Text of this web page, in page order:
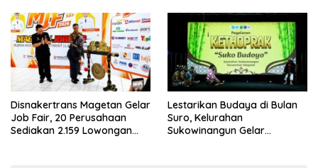
Disnakertrans Magetan Gelar
Job Fair, 20 Perusahaan
Sediakan 2.159 Lowongan
Lestarikan Budaya di Bulan
Suro, Kelurahan
Sukowinangun Gelar